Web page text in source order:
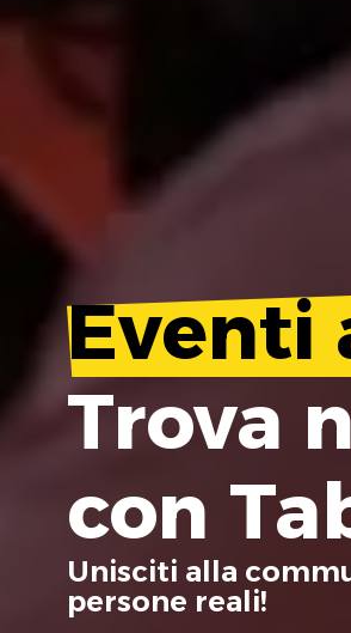
Eventi
Trova
con
Unisciti alla
persone reali!